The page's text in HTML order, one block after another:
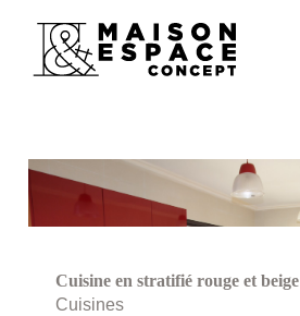
contenu
Cuisine en stratifié rouge et beige
Cuisines